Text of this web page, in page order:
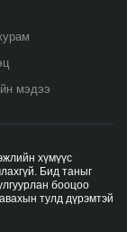
мэдээ
хүмүүс
Бид таныг
бооцоо
тулд дүрэмтэй